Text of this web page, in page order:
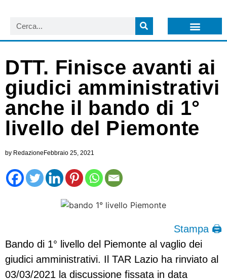
DTT. Finisce avanti ai
giudici amministrativi
anche il bando di 1°
livello del Piemonte
by Redazione Febbraio 25, 2021
Stampa 🖨
Bando di 1° livello del Piemonte al vaglio dei
giudici amministrativi. Il TAR Lazio ha rinviato al
03/03/2021 la discussione fissata in data